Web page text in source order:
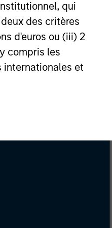
qui
des critères
d'euros ou (iii) 2
compris les
internationales et
pour leur